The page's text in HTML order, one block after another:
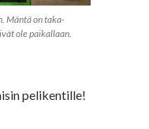
Mäntä on taka-
ole paikallaan.
pelikentille!